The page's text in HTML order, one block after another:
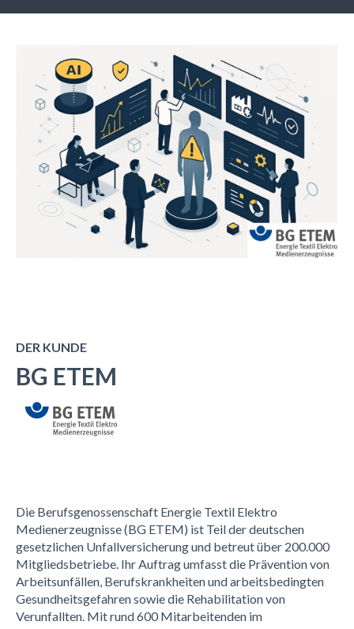
DER KUNDE
BG ETEM
Die Berufsgenossenschaft Energie Textil Elektro
Medienerzeugnisse (BG ETEM) ist Teil der deutschen
gesetzlichen Unfallversicherung und betreut über 200.000
Mitgliedsbetriebe. Ihr Auftrag umfasst die Prävention von
Arbeitsunfällen, Berufskrankheiten und arbeitsbedingten
Gesundheitsgefahren sowie die Rehabilitation von
Verunfallten. Mit rund 600 Mitarbeitenden im